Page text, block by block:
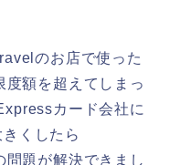
のお店で使った
額を超えてしまっ
カード会社に
くしたら
題が解決できまし